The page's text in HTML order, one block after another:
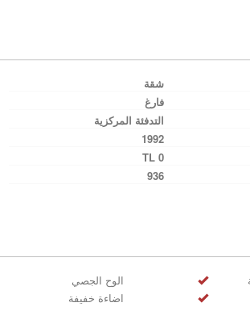
شقة
فارغ
التدفئة المركزية
1992
0 TL
936
الوح الجصي
اضاءة خفيفة